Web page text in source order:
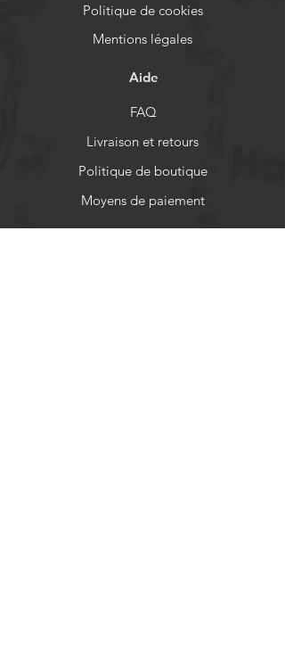
Politique de cookies
Mentions légales
Aide
FAQ
Livraison et retours
Politique de boutique
Moyens de paiement